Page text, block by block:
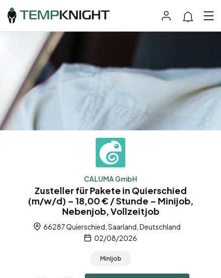
CALUMA GmbH
Zusteller für Pakete in Quierschied
(m/w/d) – 18,00 € / Stunde – Minijob,
Nebenjob, Vollzeitjob
66287 Quierschied, Saarland, Deutschland
02/08/2026
Minijob